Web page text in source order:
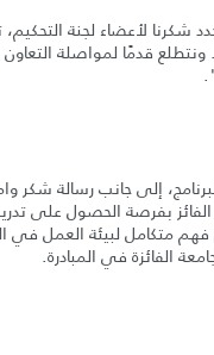
لأعضاء لجنة التحكيم،
ونتطلع قدمًا لمواصلة
إلى جانب رسالة شكر
بفرصة الحصول على
متكامل لبيئة العمل
الفائزة في المبادرة.